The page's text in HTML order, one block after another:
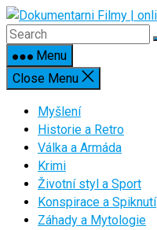
Skip
to
contentMenu
Close Menu
Myšlení
Historie a Retro
Válka a Armáda
Krimi
Životní styl a Sport
Konspirace a Spiknutí
Záhady a Mytologie